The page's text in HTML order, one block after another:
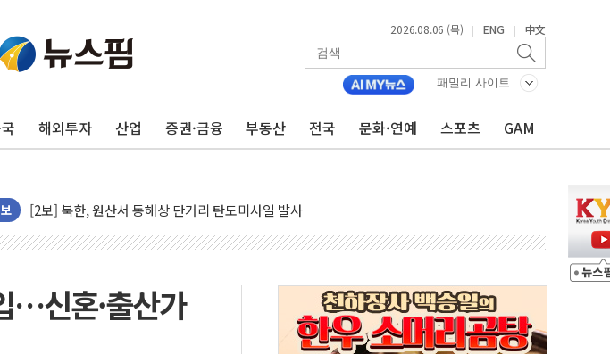
2026.08.06 (목) | ENG | 中文
패밀리 사이트
해외투자 산업 증권·금융 부동산 전국 문화·연예 스포츠 GAM
[코인 시황] 비트코인, ETF 자금 유입에도 박스권…美 암호화폐 법안 처리 여부도 변수
[르포] 39도 폭염 속 잠실 개표소 시위 '62일째'..."대부분 여기서 상주"
빚투·레버리지 줄었지만, 반도체 두 종목에 코스피 '휘청'
양주 가전제품 창고서 화재…차량 3대·건물 1동 전소
종로·중구 오피스 78%가 준공 10년 이상…리뉴얼이 경쟁력 가른다
법원, '관저 이전 봐주기 감사' 유병호 구속적부심 기각
우크라, 러 탄도미사일 공격에 속수무책… 패트리엇 미사일 지원, 작년의 3분의 1
"5.18은 북한 지령" 설교한 목사 불구속 송치
[종합] 특검, '양평' 원희룡 2차 조사…'당정대 회의' 한동훈·방기선 수사도 속도
…신혼·출산가